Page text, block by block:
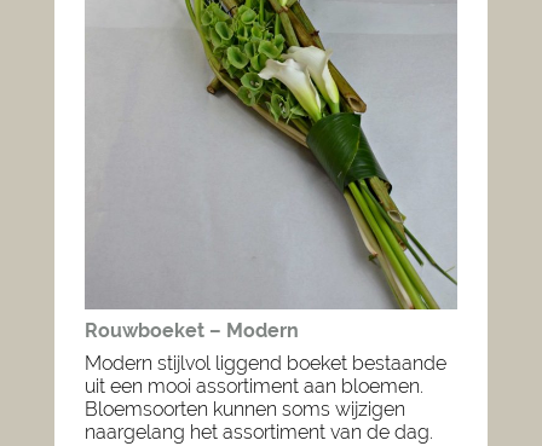
Rouwboeket – Modern
Modern stijlvol liggend boeket bestaande
uit een mooi assortiment aan bloemen.
Bloemsoorten kunnen soms wijzigen
naargelang het assortiment van de dag.